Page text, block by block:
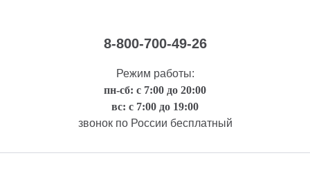
8-800-700-49-26
Режим работы:
пн-сб: с 7:00 до 20:00
вс: с 7:00 до 19:00
звонок по России бесплатный